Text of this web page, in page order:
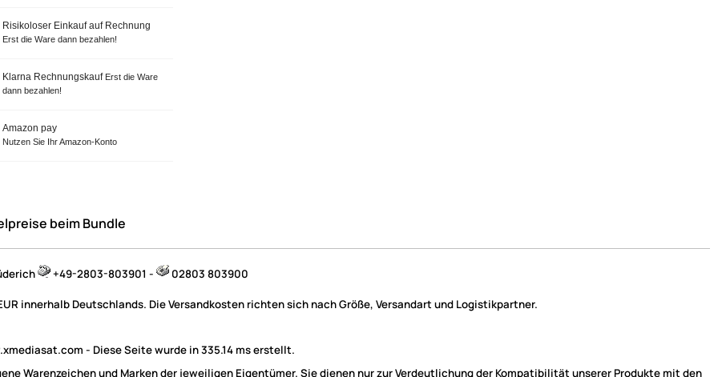
Risikoloser Einkauf auf Rechnung
Erst die Ware dann bezahlen!
Klarna Rechnungskauf Erst die Ware
dann bezahlen!
Amazon pay
Nutzen Sie Ihr Amazon-Konto
beim Bundle
+49-2803-803901 - 02803 803900
innerhalb Deutschlands. Die Versandkosten richten sich nach Größe, Versandart und Logistikpartner.
- Diese Seite wurde in 335.14 ms erstellt.
Warenzeichen und Marken der jeweiligen Eigentümer. Sie dienen nur zur Verdeutlichung der Kompatibilität unserer Produkte mit den